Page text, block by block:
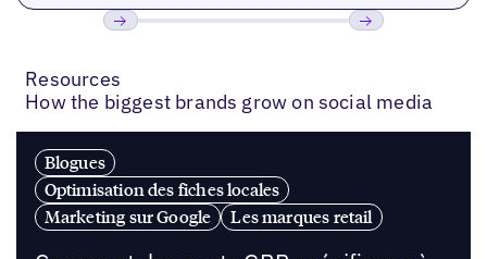
Resources
How the biggest brands grow on social media
Blogues
Optimisation des fiches locales
Marketing sur Google
Les marques retail